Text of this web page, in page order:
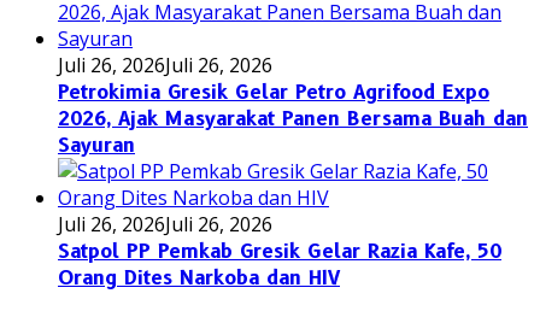
Juli 26, 2026Juli 26, 2026
Petrokimia Gresik Gelar Petro Agrifood Expo
2026, Ajak Masyarakat Panen Bersama Buah dan
Sayuran
Juli 26, 2026Juli 26, 2026
Satpol PP Pemkab Gresik Gelar Razia Kafe, 50
Orang Dites Narkoba dan HIV